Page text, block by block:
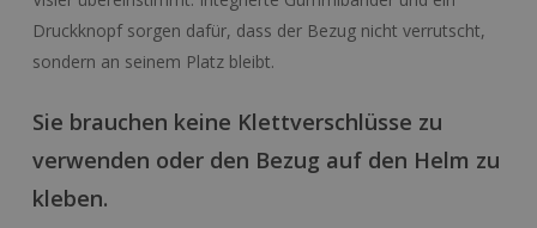
Druckknopf sorgen dafür, dass der Bezug nicht verrutscht,
sondern an seinem Platz bleibt.
Sie brauchen keine Klettverschlüsse zu
verwenden oder den Bezug auf den Helm zu
kleben.